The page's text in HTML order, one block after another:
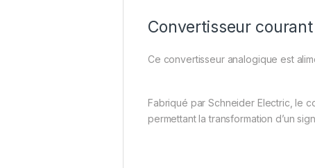
Convertisseur
Ce convertisseur analogique est
Fabriqué par Schneider Electric, le
permettant la transformation d’un